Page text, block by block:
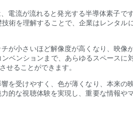
電流が流れると発光する半導体素子で
術を理解することで、企業はレンタル
が小さいほど解像度が高くなり、映像
ベンションまで、あらゆるスペースに
ることができます。
受けやすく、色が薄くなり、本来の
的な視聴体験を実現し、重要な情報や